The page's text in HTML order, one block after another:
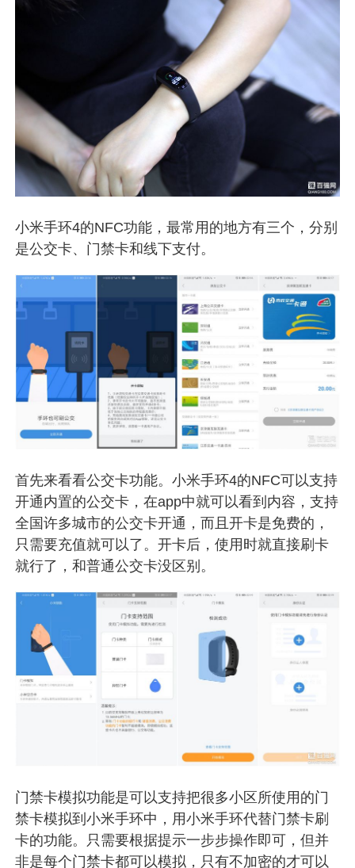
小米手环4的NFC功能，最常用的地方有三个，分别
是公交卡、门禁卡和线下支付。
首先来看看公交卡功能。小米手环4的NFC可以支持
开通内置的公交卡，在app中就可以看到内容，支持
全国许多城市的公交卡开通，而且开卡是免费的，
只需要充值就可以了。开卡后，使用时就直接刷卡
就行了，和普通公交卡没区别。
门禁卡模拟功能是可以支持把很多小区所使用的门
禁卡模拟到小米手环中，用小米手环代替门禁卡刷
卡的功能。只需要根据提示一步步操作即可，但并
非是每个门禁卡都可以模拟，只有不加密的才可以